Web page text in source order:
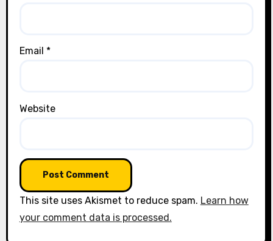
Email *
Website
This site uses Akismet to reduce spam. Learn how
your comment data is processed.